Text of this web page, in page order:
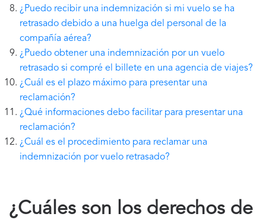
¿Puedo recibir una indemnización si mi vuelo se ha
retrasado debido a una huelga del personal de la
compañía aérea?
¿Puedo obtener una indemnización por un vuelo
retrasado si compré el billete en una agencia de viajes?
¿Cuál es el plazo máximo para presentar una
reclamación?
¿Qué informaciones debo facilitar para presentar una
reclamación?
¿Cuál es el procedimiento para reclamar una
indemnización por vuelo retrasado?
¿Cuáles son los derechos de